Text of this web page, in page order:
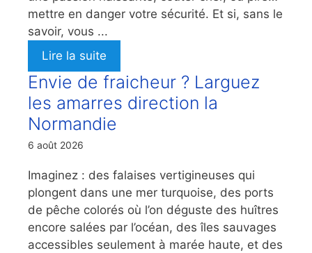
mettre en danger votre sécurité. Et si, sans le
savoir, vous ...
Lire la suite
Envie de fraicheur ? Larguez
les amarres direction la
Normandie
6 août 2026
Imaginez : des falaises vertigineuses qui
plongent dans une mer turquoise, des ports
de pêche colorés où l’on déguste des huîtres
encore salées par l’océan, des îles sauvages
accessibles seulement à marée haute, et des